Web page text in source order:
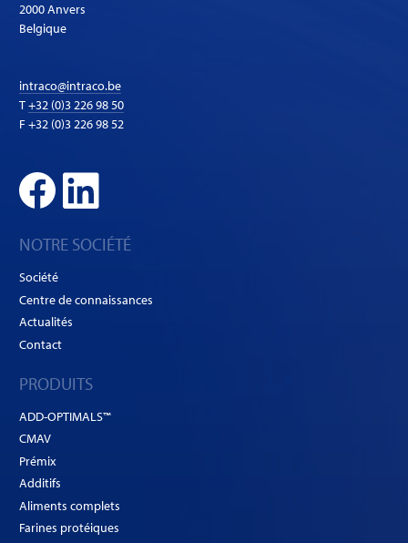
2000 Anvers
Belgique
intraco@intraco.be
T+32 (0)3 226 98 50
F +32 (0)3 226 98 52
NOTRE SOCIÉTÉ
Société
Centre de connaissances
Actualités
Contact
PRODUITS
ADD-OPTIMALS™
CMAV
Prémix
Additifs
Aliments complets
Farines protéiques